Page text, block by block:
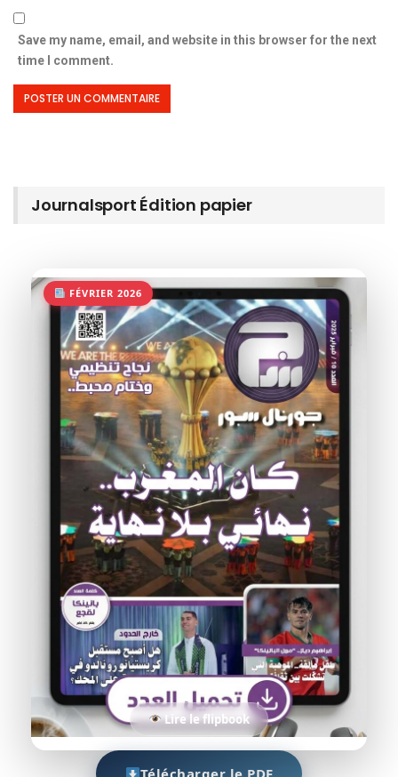
Save my name, email, and website in this browser for the next
time I comment.
Journalsport Édition papier
FÉVRIER 2026
Lire le flipbook
Télécharger le PDF